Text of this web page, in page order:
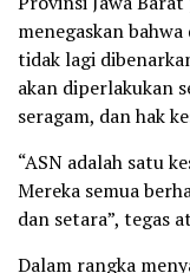
menegaskan
tidak lagi
akan diperlakukan
seragam, dan hak
“ASN adalah satu
Mereka semua
dan setara”, tegas
Dalam rangka